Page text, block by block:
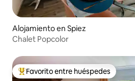
Alojamiento en Spiez
Chalet Popcolor
Favorito entre huéspedes preferido
Favorito entre huéspedes